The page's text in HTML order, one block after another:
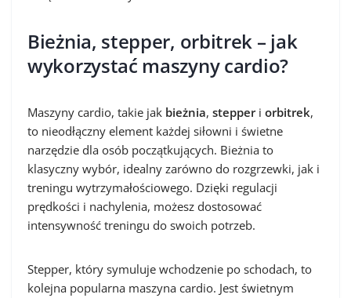
Bieżnia, stepper, orbitrek – jak
wykorzystać maszyny cardio?
Maszyny cardio, takie jak bieżnia, stepperi orbitrek,
to nieodłączny element każdej siłowni i świetne
narzędzie dla osób początkujących. Bieżnia to
klasyczny wybór, idealny zarówno do rozgrzewki, jak i
treningu wytrzymałościowego. Dzięki regulacji
prędkości i nachylenia, możesz dostosować
intensywność treningu do swoich potrzeb.
Stepper, który symuluje wchodzenie po schodach, to
kolejna popularna maszyna cardio. Jest świetnym